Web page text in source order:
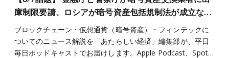
庫制限要請、ロシアが暗号資産包括規制法が成立な…
ブロックチェーン・仮想通貨（暗号資産）・フィンテックに
ついてのニュース解説を「あたらしい経済」編集部が、平日
毎日ポッドキャストでお届けします。Apple Podcast、Spot…